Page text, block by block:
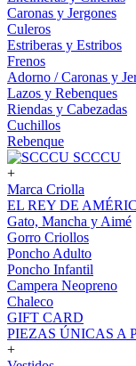
Caronas y Jergones
Culeros
Estriberas y Estribos
Frenos
Adorno / Caronas y
Lazos y Rebenques
Riendas y Cabezadas
Cuchillos
Rebenque
SCCCU
+
Marca Criolla
EL REY DE
Gato, Mancha y Aimé
Gorro Criollos
Poncho Adulto
Poncho Infantil
Campera Neopreno
Chaleco
GIFT CARD
PIEZAS ÚNICAS A
+